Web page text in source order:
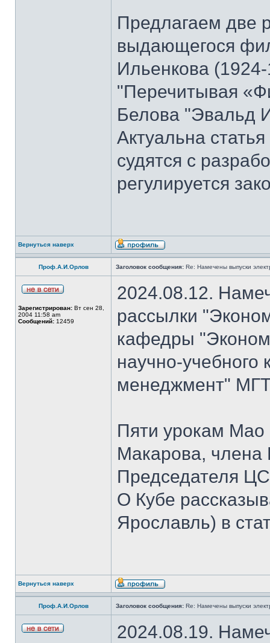
Предлагаем две
выдающегося
Ильенкова
"Перечитывая
Белова "Эвальд
Актуальна
судятся с
регулируется
Вернуться наверх
Проф.А.И.Орлов Заголовок сообщения: Re: Намечены выпуски
Зарегистрирован: Вт сен 28,
2004 11:58 am
Сообщений: 12459
2024.08.12.
рассылки
кафедры
научно-
менеджмент"
Пяти урокам Мао
Макарова,
Председателя
О Кубе
Ярославль) в
Вернуться наверх
Проф.А.И.Орлов Заголовок сообщения: Re: Намечены выпуски
2024.08.19.